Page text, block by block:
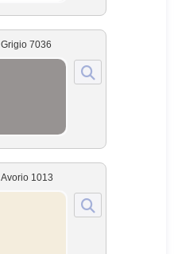
Grigio 7036
Avorio 1013